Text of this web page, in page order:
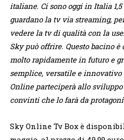
italiane. Ci sono oggi in Italia
guardano la tv via streaming,
vedere la tv di qualità con la
Sky può offrire. Questo bacino è
molto rapidamente in futuro e
semplice, versatile e innovativo
Online parteciperà allo sviluppo
convinti che lo farà da
Sky Online Tv Box è